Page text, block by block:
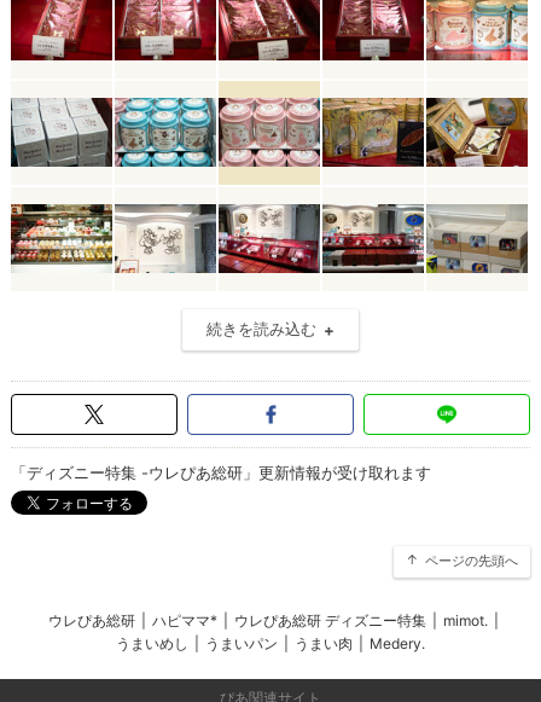
続きを読み込む
「ディズニー特集 -ウレぴあ総研」更新情報が受け取れます
ページの先頭へ
ウレぴあ総研 ハピママ* ウレぴあ総研 ディズニー特集 mimot.
うまいめし
うまいパン うまい肉 Medery.
ぴあ関連サイト